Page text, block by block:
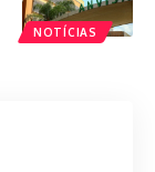
NOTÍCIAS